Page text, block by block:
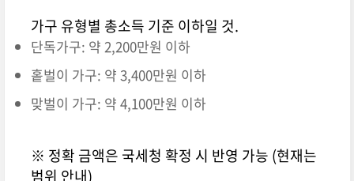
가구 유형별 총소득 기준 이하일 것.
단독가구: 약 2,200만원 이하
홑벌이 가구: 약 3,400만원 이하
맞벌이 가구: 약 4,100만원 이하
※ 정확 금액은 국세청 확정 시 반영 가능 (현재는
범위 안내)